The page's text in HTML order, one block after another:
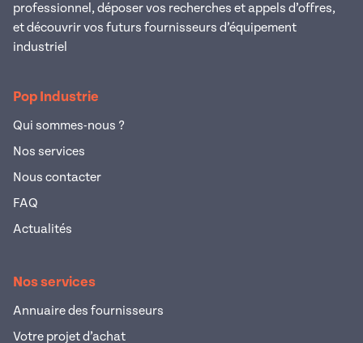
professionnel, déposer vos recherches et appels d’offres,
et découvrir vos futurs fournisseurs d’équipement
industriel
Pop Industrie
Qui sommes-nous ?
Nos services
Nous contacter
FAQ
Actualités
Nos services
Annuaire des fournisseurs
Votre projet d’achat